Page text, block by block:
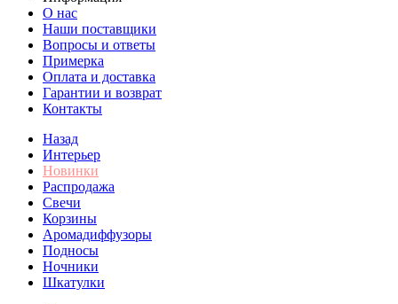
О нас
Наши поставщики
Вопросы и ответы
Примерка
Оплата и доставка
Гарантии и возврат
Контакты
Назад
Интерьер
Новинки
Распродажа
Свечи
Корзины
Аромадиффузоры
Подносы
Ночники
Шкатулки